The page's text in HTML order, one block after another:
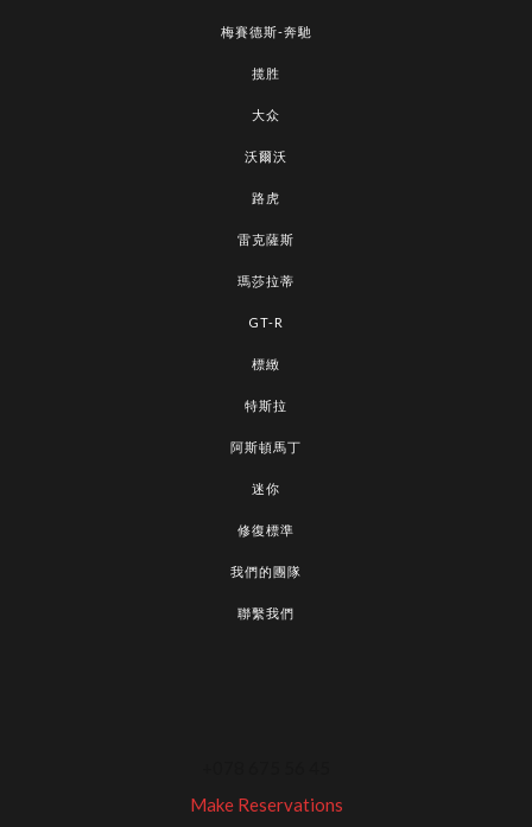
梅賽德斯-奔馳
揽胜
大众
沃爾沃
路虎
雷克薩斯
瑪莎拉蒂
GT-R
標緻
特斯拉
阿斯頓馬丁
迷你
修復標準
我們的團隊
聯繫我們
Make Reservations